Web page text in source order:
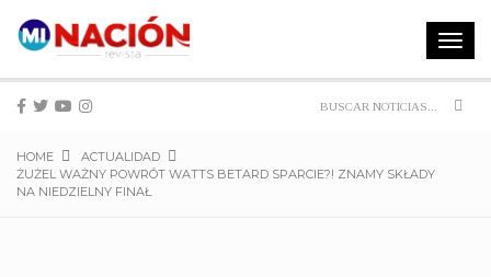
Toggle
HOME
ACTUALIDAD
ŻUŻEL WAŻNY POWRÓT WATTS BETARD SPARCIE?! ZNAMY SKŁADY
NA NIEDZIELNY FINAŁ